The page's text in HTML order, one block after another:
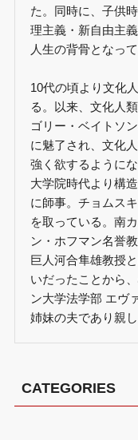
た。同時に、子供
理主義・新自由主
人生の背骨となって
10代の頃より文化
る。以来、文化人
ゴリー・ベイトソ
に魅了され、文化
強く欲するように
大学院時代より構
に師事。チョムス
を取っている。南
ン・ホフマン名誉
巨人河合隼雄教授
いだったことから
ン大学法学部 エヴ
姉妹の夫であり親し
CATEGORIES